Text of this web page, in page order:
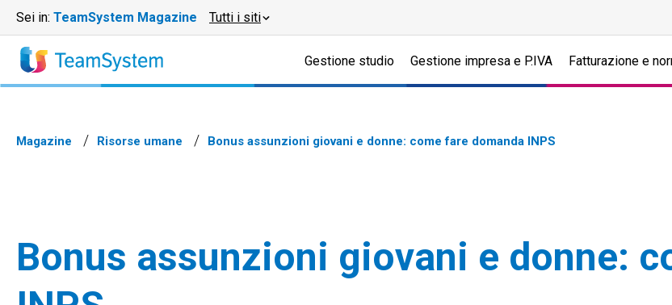
Sei in: TeamSystem Magazine Tutti i siti
Gestione studio Gestione impresa e P.IVA Fatturazione e
Magazine Risorse umane Bonus assunzioni giovani e donne: come fare domanda INPS
Bonus assunzioni giovani e donne: